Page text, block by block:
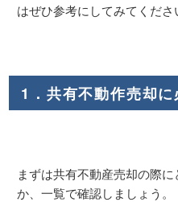
はぜひ参考にしてみてくださ
1．共有不動作売却
まずは共有不動産売却の際
か、一覧で確認しましょう。